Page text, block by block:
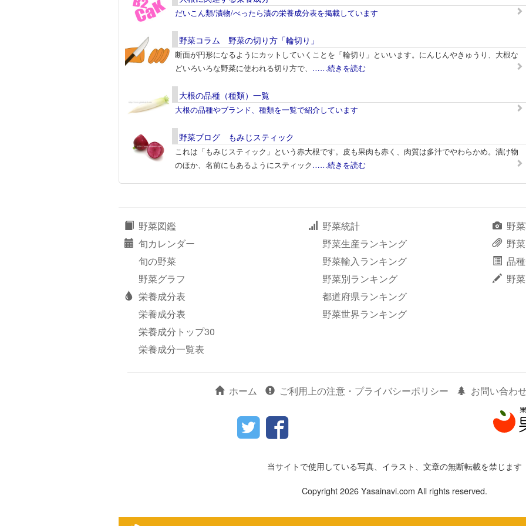
だいこん類/漬物/べったら漬の栄養成分表を掲載しています
野菜コラム 野菜の切り方「輪切り」
断面が円形になるようにカットしていくことを「輪切り」といいます。にんじんやきゅうり、大根な
どいろいろな野菜に使われる切り方で、 ……続きを読む
大根の品種（種類）一覧
大根の品種やブランド、種類を一覧で紹介しています
野菜ブログ もみじスティック
これは「もみじスティック」という赤大根です。皮も果肉も赤く、肉質は多汁でやわらかめ。漬け物
のほか、名前にもあるようにスティック……続きを読む
野菜図鑑
旬カレンダー
旬の野菜
野菜グラフ
栄養成分表
栄養成分表
栄養成分トップ30
栄養成分一覧表
野菜統計
野菜生産ランキング
野菜輸入ランキング
野菜別ランキング
都道府県ランキング
野菜世界ランキング
野
野
品
野
ホーム ご利用上の注意・プライバシーポリシー お問い合わ
当サイトで使用している写真、イラスト、文章の無断転載を禁じます
Copyright 2026 Yasainavi.com All rights reserved.